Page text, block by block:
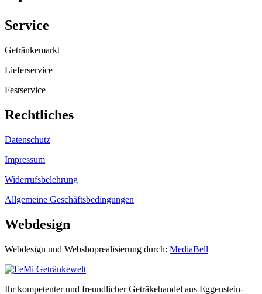
Service
Getränkemarkt
Lieferservice
Festservice
Rechtliches
Datenschutz
Impressum
Widerrufsbelehrung
Allgemeine Geschäftsbedingungen
Webdesign
Webdesign und Webshoprealisierung durch: MediaBell
Ihr kompetenter und freundlicher Geträkehandel aus Eggenstein-